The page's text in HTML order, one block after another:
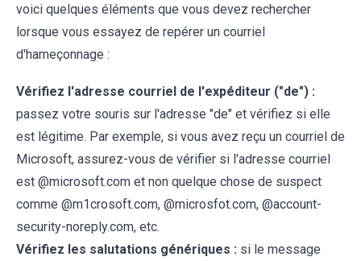
voici quelques éléments que vous devez rechercher
lorsque vous essayez de repérer un courriel
d'hameçonnage :
Vérifiez l'adresse courriel de l'expéditeur ("de") :
passez votre souris sur l'adresse "de" et vérifiez si elle
est légitime. Par exemple, si vous avez reçu un courriel de
Microsoft, assurez-vous de vérifier si l'adresse courriel
est @microsoft.com et non quelque chose de suspect
comme @m1crosoft.com, @microsfot.com, @account-
security-noreply.com, etc.
Vérifiez les salutations génériques : si le message